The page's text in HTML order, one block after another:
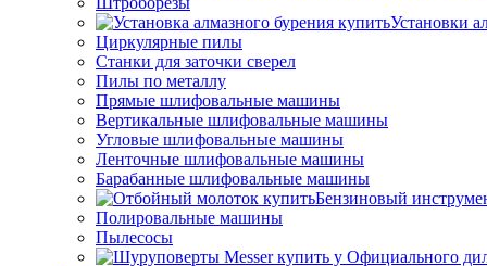
Установки
Циркулярные пилы
Станки для заточки сверел
Пилы по металлу
Прямые шлифовальные машины
Вертикальные шлифовальные машины
Угловые шлифовальные машины
Ленточные шлифовальные машины
Барабанные шлифовальные машины
Бензиновый
Полировальные машины
Пылесосы